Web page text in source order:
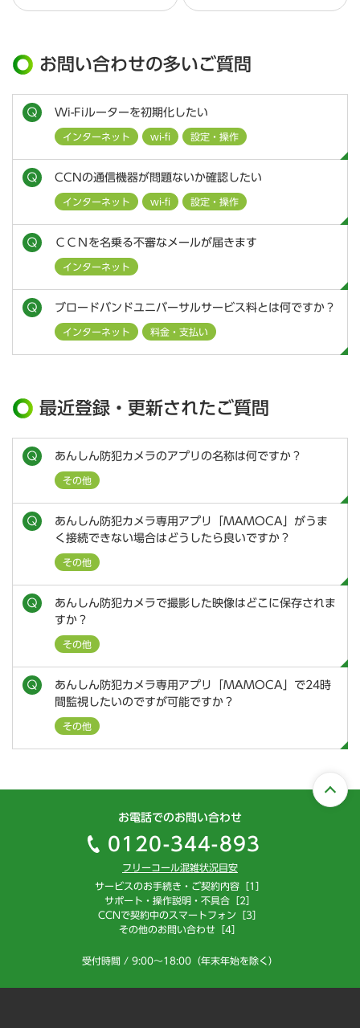
お問い合わせの多いご質問
Wi-Fiルーターを初期化したい
インターネット wi-fi 設定・操作
CCNの通信機器が問題ないか確認したい
インターネット wi-fi 設定・操作
ＣＣＮを名乗る不審なメールが届きます
インターネット
ブロードバンドユニバーサルサービス料とは何ですか？
インターネット 料金・支払い
最近登録・更新されたご質問
あんしん防犯カメラのアプリの名称は何ですか？
その他
あんしん防犯カメラ専用アプリ「MAMOCA」がうま
く接続できない場合はどうしたら良いですか？
その他
あんしん防犯カメラで撮影した映像はどこに保存されま
すか？
その他
あんしん防犯カメラ専用アプリ「MAMOCA」で24時
間監視したいのですが可能ですか？
その他
お電話でのお問い合わせ
0120-344-893
フリーコール混雑状況目安
サービスのお手続き・ご契約内容［1］
サポート・操作説明・不具合［2］
CCNで契約中のスマートフォン［3］
その他のお問い合わせ［4］
受付時間 / 9:00～18:00（年末年始を除く）